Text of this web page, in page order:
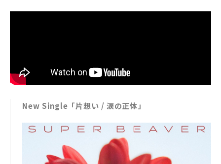
New Single「片想い / 涙の正体」